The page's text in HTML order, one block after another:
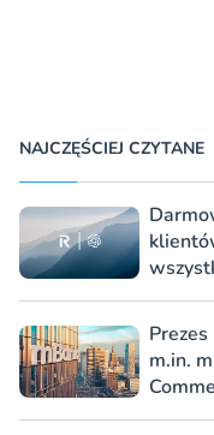
NAJCZĘŚCIEJ CZYTANE
m.in.